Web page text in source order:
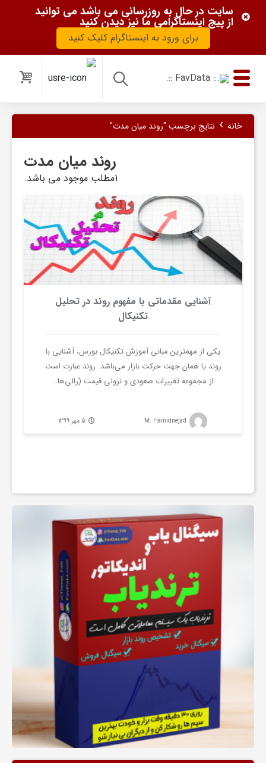
سایت در حال به روزرسانی می باشد می توانید
از پیج اینستاگرامی ما نیز دیدن کنید
برای ورود به اینستاگرام کلیک کنید
ی
خانه › نتایج برچسب "روند میان مدت"
روند میان مدت
1مطلب موجود می باشد.
آشنایی مقدماتی با مفهوم روند در تحلیل
تکنیکال
یکی از مهمترین مبانی آموزش تکنیکال بورس، آشنایی با
روند یا همان جهت حرکت بازار می‌باشد. روند عبارت است
از مجموعه تغییرات صعودی و نزولی قیمت (رالی‌ها…
M. Hamidnejad 5 مهر 1399